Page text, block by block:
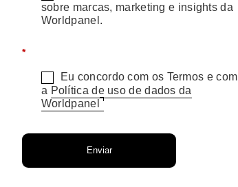
sobre marcas, marketing e insights da
Worldpanel.
*
Eu concordo com os Termos e com
a Política de uso de dados da
Worldpanel
Enviar